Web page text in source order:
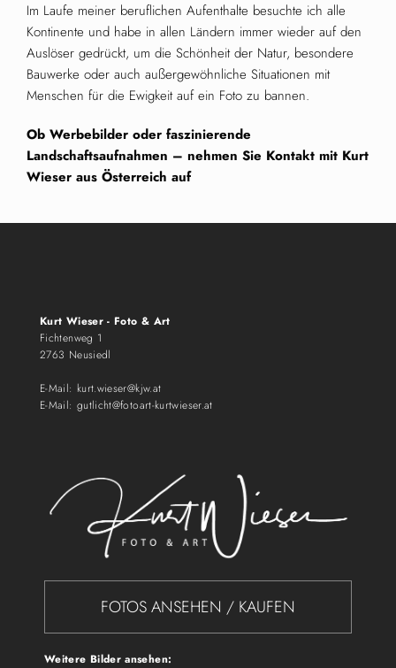
Im Laufe meiner beruflichen Aufenthalte besuchte ich alle
Kontinente und habe in allen Ländern immer wieder auf den
Auslöser gedrückt, um die Schönheit der Natur, besondere
Bauwerke oder auch außergewöhnliche Situationen mit
Menschen für die Ewigkeit auf ein Foto zu bannen.
Ob Werbebilder oder faszinierende
Landschaftsaufnahmen – nehmen Sie Kontakt mit Kurt
Wieser aus Österreich auf
Kurt Wieser - Foto & Art
Fichtenweg 1
2763 Neusiedl
E-Mail: kurt.wieser@kjw.at
E-Mail: gutlicht@fotoart-kurtwieser.at
FOTOS ANSEHEN / KAUFEN
Weitere Bilder ansehen: